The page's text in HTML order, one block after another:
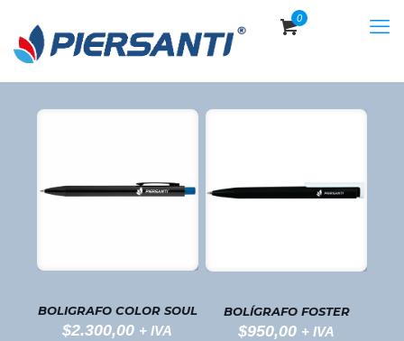
0
BOLIGRAFO COLOR SOUL
$2.300,00 + IVA
BOLÍGRAFO FOSTER
$950,00 + IVA